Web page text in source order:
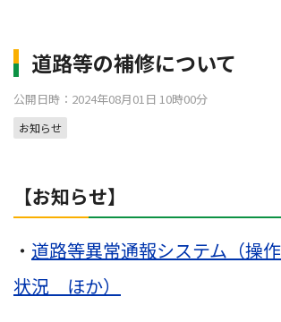
道路等の補修について
公開日時：2024年08月01日 10時00分
お知らせ
【お知らせ】
・ 道路等異常通報システム（操
状況 ほか）